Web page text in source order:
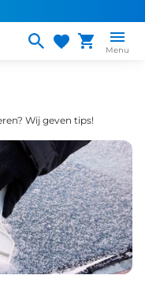
Menu
Wij geven tips!